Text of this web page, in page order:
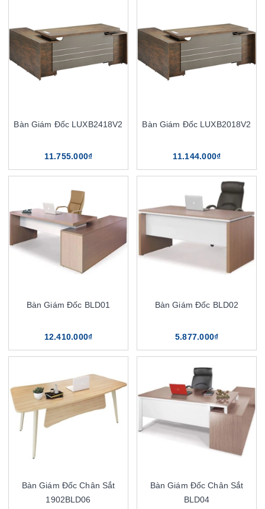
Bàn Giám Đốc LUXB2418V2
11.755.000₫
Bàn Giám Đốc LUXB2018V2
11.144.000₫
Bàn Giám Đốc BLD01
12.410.000₫
Bàn Giám Đốc BLD02
5.877.000₫
Bàn Giám Đốc Chân Sắt
1902BLD06
Bàn Giám Đốc Chân Sắt
BLD04